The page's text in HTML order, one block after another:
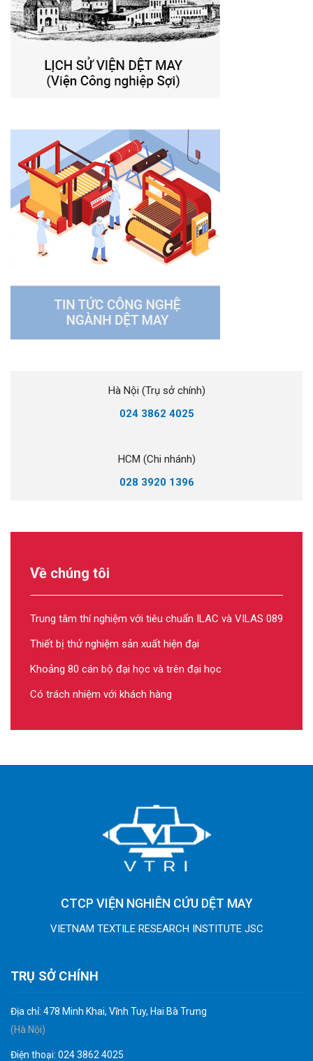
Hà Nội (Trụ sở chính)
024 3862 4025
HCM (Chi nhánh)
028 3920 1396
Về chúng tôi
Trung tâm thí nghiệm với tiêu chuẩn ILAC và VILAS 089
Thiết bị thử nghiệm sản xuất hiện đại
Khoảng 80 cán bộ đại học và trên đại học
Có trách nhiệm với khách hàng
CTCP VIỆN NGHIÊN CỨU DỆT MAY
VIETNAM TEXTILE RESEARCH INSTITUTE JSC
TRỤ SỞ CHÍNH
Địa chỉ: 478 Minh Khai, Vĩnh Tuy, Hai Bà Trưng
(Hà Nội)
Điện thoại: 024 3862 4025